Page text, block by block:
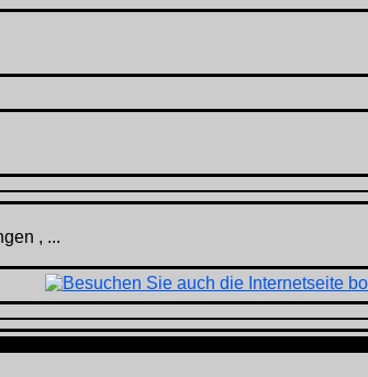
, ...